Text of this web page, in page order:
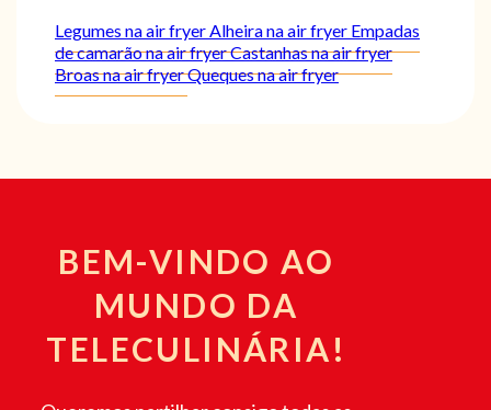
Legumes na air fryer Alheira na air fryer Empadas
de camarão na air fryerCastanhas na air fryer
Broas na air fryerQueques na air fryer
BEM-VINDO AO
MUNDO DA
TELECULINÁRIA!